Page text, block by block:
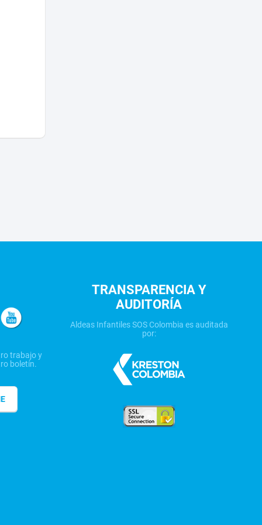
trabajo y
boletín.
TRANSPARENCIA Y
AUDITORÍA
Aldeas Infantiles SOS Colombia es auditada
por: